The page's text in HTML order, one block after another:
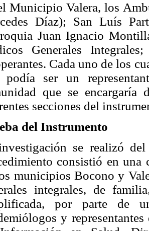
Municipio Valera, los
Díaz); San Luís
Juan Ignacio
Generales
Cada uno de los
podía ser un
que se
secciones del
del Instrumento
se realizó
consistió en una
municipios Bocono y
integrales, de
por parte de
y